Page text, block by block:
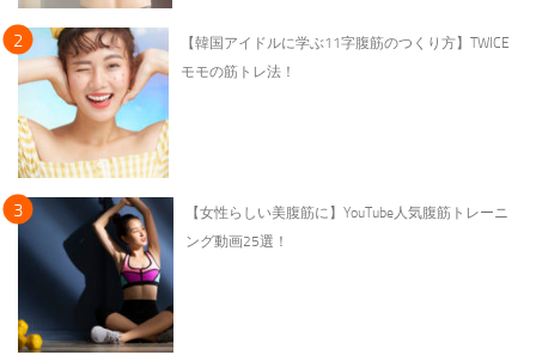
【韓国アイドルに学ぶ11字腹筋のつくり方】TWICE
モモの筋トレ法！
【女性らしい美腹筋に】YouTube人気腹筋トレーニ
ング動画25選！